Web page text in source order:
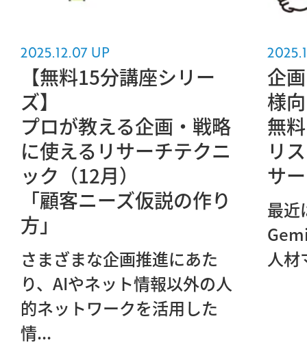
2025.12.07 UP
【無料15分講座シリー
ズ】
プロが教える企画・戦略
に使えるリサーチテクニ
ック（12月）
「顧客ニーズ仮説の作り
方」
さまざまな企画推進にあた
り、AIやネット情報以外の人
的ネットワークを活用した
情...
企
様
無
リ
サ
最近
人材